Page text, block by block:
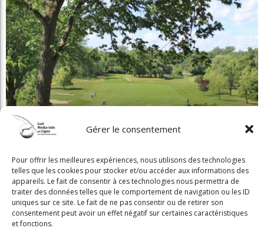
Gérer le consentement
Pour offrir les meilleures expériences, nous utilisons des technologies
telles que les cookies pour stocker et/ou accéder aux informations des
appareils. Le fait de consentir à ces technologies nous permettra de
traiter des données telles que le comportement de navigation ou les ID
uniques sur ce site. Le fait de ne pas consentir ou de retirer son
consentement peut avoir un effet négatif sur certaines caractéristiques
et fonctions.
Beaconsfield renoue avec son look d'antan
Copyright © 2025 Golf Martial Lapointe. Tous droits réservés. Droits d'auteur